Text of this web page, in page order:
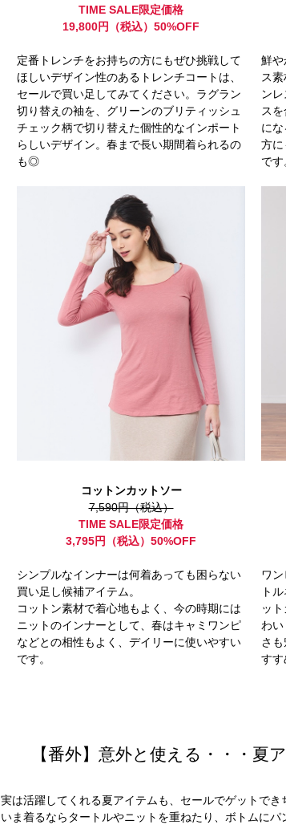
TIME SALE限定価格
19,800円（税込）50%OFF
定番トレンチをお持ちの方にもぜひ挑戦して
ほしいデザイン性のあるトレンチコートは、
セールで買い足してみてください。ラグラン
切り替えの袖を、グリーンのブリティッシュ
チェック柄で切り替えた個性的なインポート
らしいデザイン。春まで長い期間着られるの
も◎
鮮や
ス
ン
ス
に
方に
です
コットンカットソー
7,590円（税込）
TIME SALE限定価格
3,795円（税込）50%OFF
シンプルなインナーは何着あっても困らない
買い足し候補アイテム。
コットン素材で着心地もよく、今の時期には
ニットのインナーとして、春はキャミワンピ
などとの相性もよく、デイリーに使いやすい
です。
ワ
ト
ッ
わ
さ
すす
【番外】意外と使える・・・夏
実は活躍してくれる夏アイテムも、セールでゲットでき
いま着るならタートルやニットを重ねたり、ボトムに